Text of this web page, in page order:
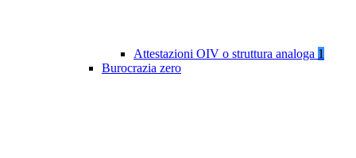
Attestazioni OIV o struttura analoga 1
Burocrazia zero